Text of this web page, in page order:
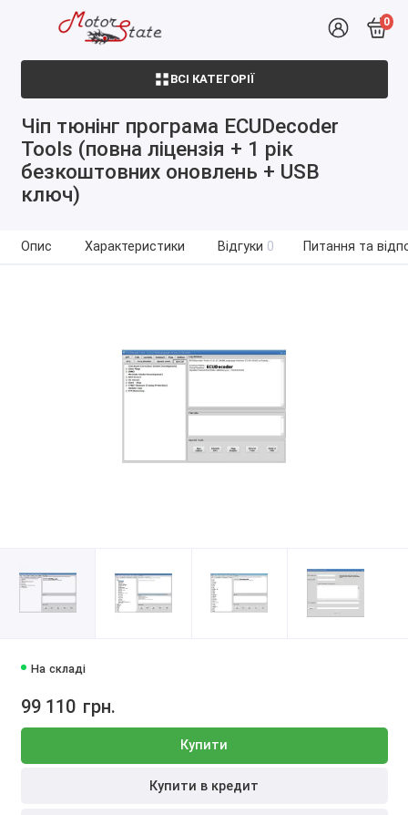
0
ВСІ КАТЕГОРІЇ
Чіп тюнінг програма ECUDecoder
Tools (повна ліцензія + 1 рік
безкоштовних оновлень + USB
ключ)
Опис Характеристики Відгуки 0 Питання та
На складі
99 110 грн.
Купити
Купити в кредит